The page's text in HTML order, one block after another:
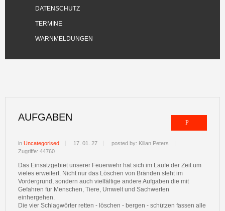
DATENSCHUTZ
TERMINE
WARNMELDUNGEN
AUFGABEN
in Uncategorised 17. 01. 27
posted by: Kilian Peters
Zugriffe: 44760
Das Einsatzgebiet unserer Feuerwehr hat sich im Laufe der Zeit um
vieles erweitert. Nicht nur das Löschen von Bränden steht im
Vordergrund, sondern auch vielfältige andere Aufgaben die mit
Gefahren für Menschen, Tiere, Umwelt und Sachwerten
einhergehen.
Die vier Schlagwörter retten - löschen - bergen - schützen fassen alle